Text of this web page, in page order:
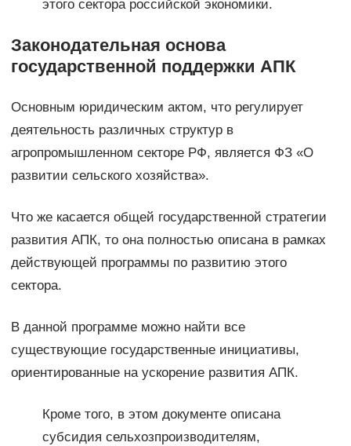
этого сектора российской экономики.
Законодательная основа
государственной поддержки АПК
Основным юридическим актом, что регулирует
деятельность различных структур в
агропромышленном секторе РФ, является ФЗ «О
развитии сельского хозяйства».
Что же касается общей государственной стратегии
развития АПК, то она полностью описана в рамках
действующей программы по развитию этого
сектора.
В данной программе можно найти все
существующие государственные инициативы,
ориентированные на ускорение развития АПК.
Кроме того, в этом документе описана
субсидия сельхозпроизводителям,